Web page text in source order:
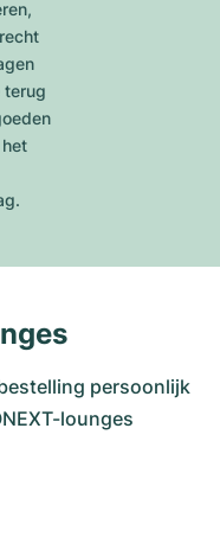
terug
persoonlijk
lounges